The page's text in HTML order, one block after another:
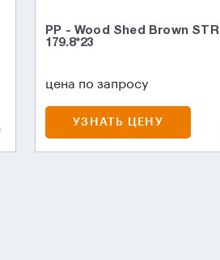
PP - Wood Shed Brown STR
179.8*23
цена по запросу
УЗНАТЬ ЦЕНУ